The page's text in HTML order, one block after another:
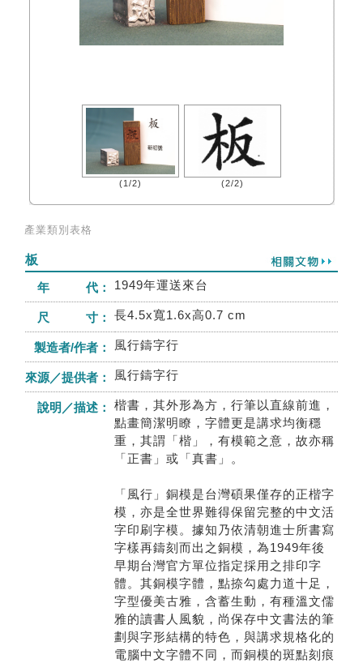
(1/2) (2/2)
產業類別表格
板
年 代：
1949年運送來台
尺 寸： 長4.5x寬1.6x高0.7 cm
製造者/作者： 風行鑄字行
來源／提供者： 風行鑄字行
說明／描述：
楷書，其外形為方，行筆以直線前進，
點畫簡潔明瞭，字體更是講求均衡穩
重，其謂「楷」，有模範之意，故亦稱
「正書」或「真書」。
「風行」銅模是台灣碩果僅存的正楷字
模，亦是全世界難得保留完整的中文活
字印刷字模。據知乃依清朝進士所書寫
字樣再鑄刻而出之銅模，為1949年後
早期台灣官方單位指定採用之排印字
體。其銅模字體，點捺勾處力道十足，
字型優美古雅，含蓄生動，有種溫文儒
雅的讀書人風貌，尚保存中文書法的筆
劃與字形結構的特色，與講求規格化的
電腦中文字體不同，而銅模的斑點刻痕